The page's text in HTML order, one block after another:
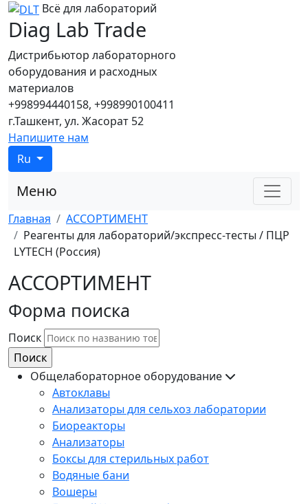
Всё для лабораторий
Diag Lab Trade
Дистрибьютор лабораторного
оборудования и расходных
материалов
+998994440158, +998990100411
г.Ташкент, ул. Жасорат 52
Напишите нам
Ru
Меню
Главная
АССОРТИМЕНТ
Реагенты для лабораторий/экспресс-тесты / ПЦР
LYTECH (Россия)
АССОРТИМЕНТ
Форма поиска
Поиск
Общелабораторное оборудование
Автоклавы
Анализаторы для сельхоз лаборатории
Биореакторы
Анализаторы
Боксы для стерильных работ
Водяные бани
Вошеры